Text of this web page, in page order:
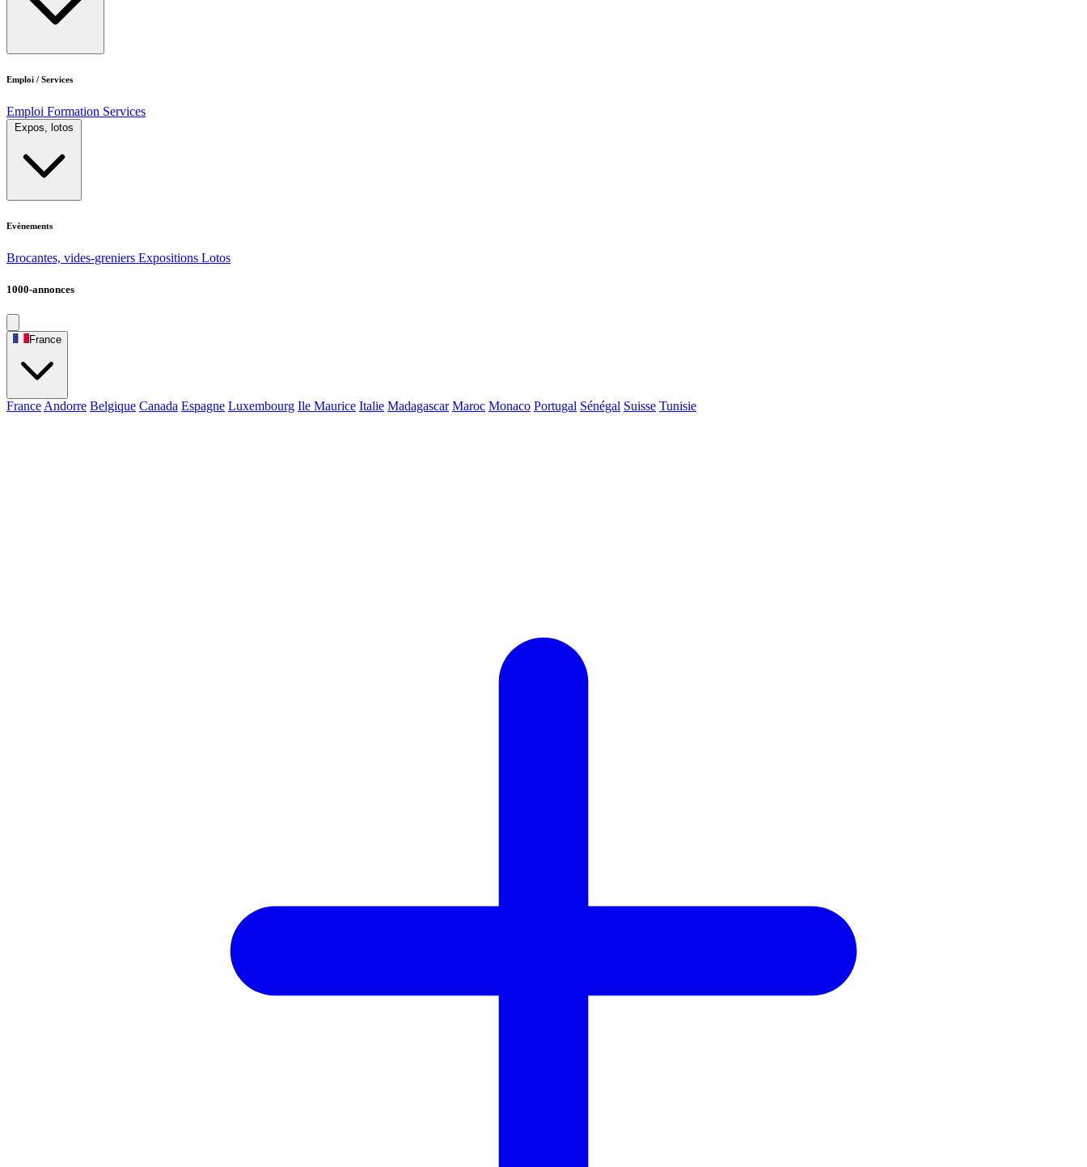
Emploi / Services
Emploi Formation Services
Expos, lotos
Evènements
Brocantes, vides-greniers Expositions Lotos
1000-annonces
France
France Andorre Belgique Canada Espagne Luxembourg Ile Maurice Italie Madagascar Maroc Monaco Portugal Sénégal Suisse Tunisie